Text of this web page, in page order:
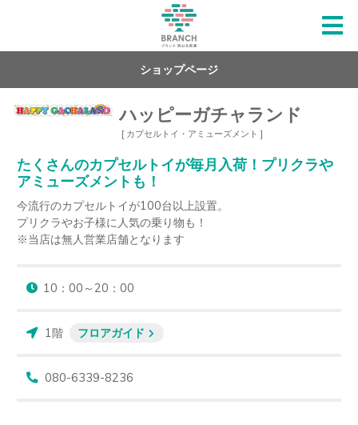
ショップページ
ハッピーガチャランド
[ カプセルトイ・アミューズメント ]
たくさんのカプセルトイが毎月入荷！プリクラや
アミューズメントも！
今流行のカプセルトイが100台以上設置。
プリクラやお子様に人気の乗り物も！
※当店は無人営業店舗となります
10：00～20：00
1階 フロアガイド
080-6339-8236